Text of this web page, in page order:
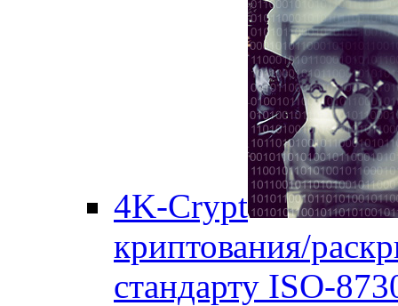
4K-Crypt
криптования/
стандарту ISO-